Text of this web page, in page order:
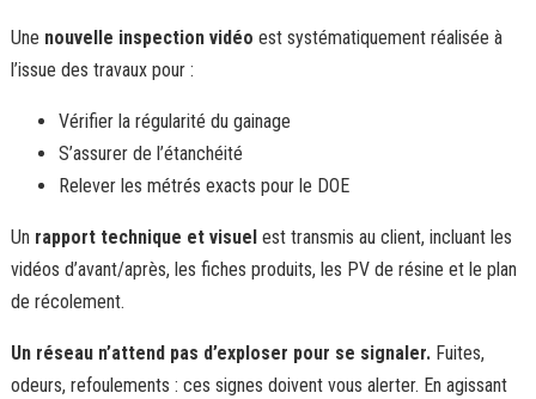
Une nouvelle inspection vidéo est systématiquement réalisée à
l’issue des travaux pour :
Vérifier la régularité du gainage
S’assurer de l’étanchéité
Relever les métrés exacts pour le DOE
Un rapport technique et visuel est transmis au client, incluant les
vidéos d’avant/après, les fiches produits, les PV de résine et le plan
de récolement.
Un réseau n’attend pas d’exploser pour se signaler.Fuites,
odeurs, refoulements : ces signes doivent vous alerter. En agissant